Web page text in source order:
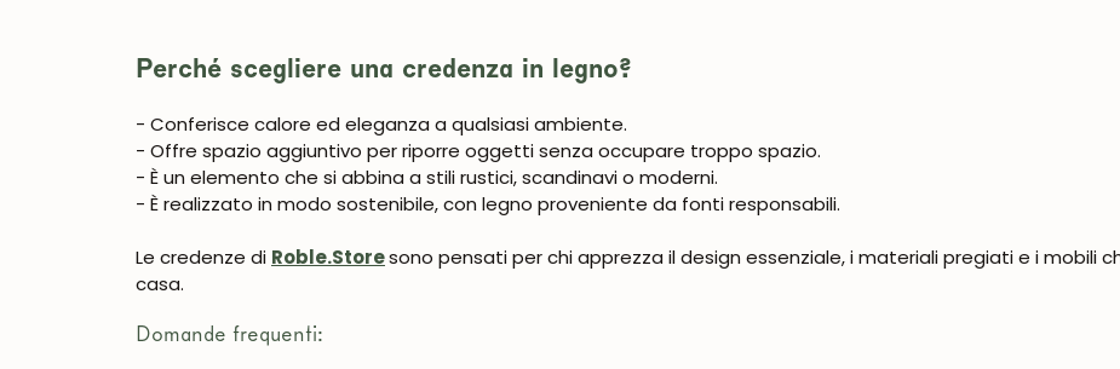
Perché scegliere una credenza in legno?
- Conferisce calore ed eleganza a qualsiasi ambiente.
- Offre spazio aggiuntivo per riporre oggetti senza occupare troppo spazio.
- È un elemento che si abbina a stili rustici, scandinavi o moderni.
- È realizzato in modo sostenibile, con legno proveniente da fonti responsabili.
Le credenze di Roble.Storesono pensati per chi apprezza il design essenziale, i materiali pregiati e i mobili
casa.
Domande frequenti: